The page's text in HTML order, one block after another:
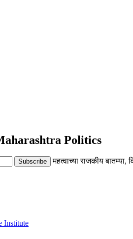
Politics
महत्वाच्या राजकीय
Institute